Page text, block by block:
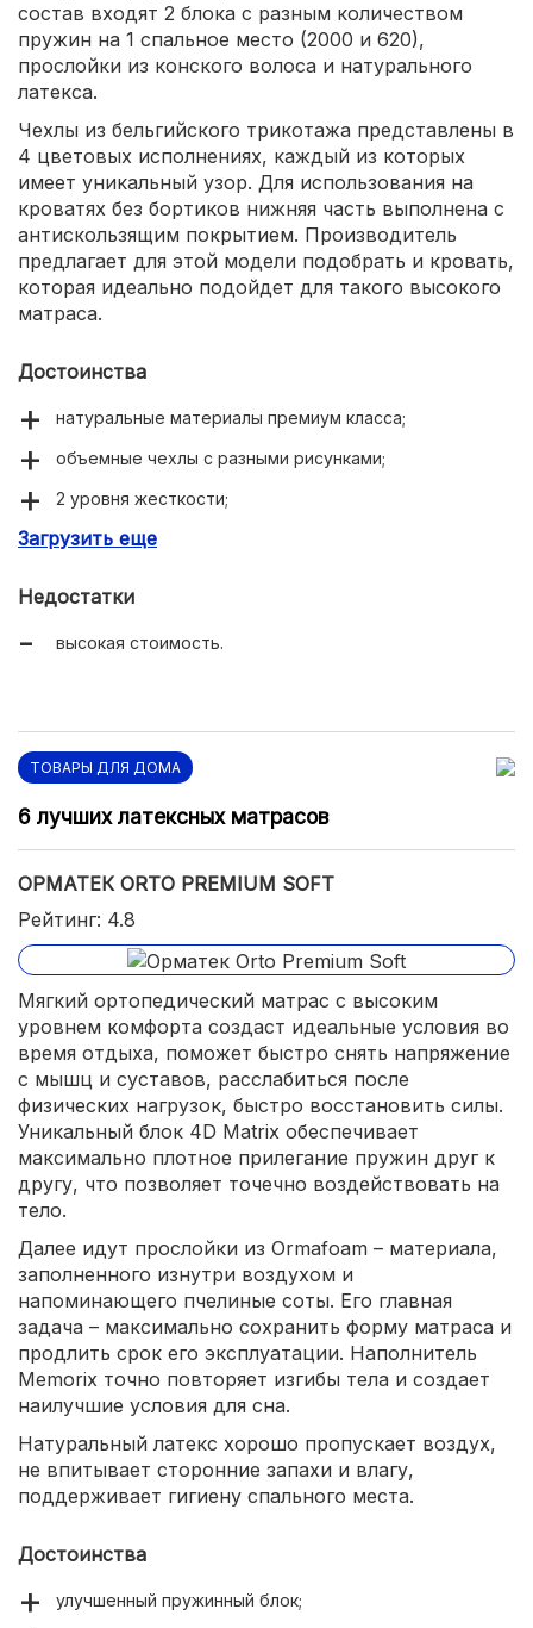
состав входят 2 блока с разным количеством
пружин на 1 спальное место (2000 и 620),
прослойки из конского волоса и натурального
латекса.
Чехлы из бельгийского трикотажа представлены в
4 цветовых исполнениях, каждый из которых
имеет уникальный узор. Для использования на
кроватях без бортиков нижняя часть выполнена с
антискользящим покрытием. Производитель
предлагает для этой модели подобрать и кровать,
которая идеально подойдет для такого высокого
матраса.
Достоинства
натуральные материалы премиум класса;
объемные чехлы с разными рисунками;
2 уровня жесткости;
ручка для переворачивания;
Загрузить еще
Недостатки
высокая стоимость.
ТОВАРЫ ДЛЯ ДОМА
6 лучших латексных матрасов
ОРМАТЕК ORTO PREMIUM SOFT
Рейтинг: 4.8
Мягкий ортопедический матрас с высоким
уровнем комфорта создаст идеальные условия во
время отдыха, поможет быстро снять напряжение
с мышц и суставов, расслабиться после
физических нагрузок, быстро восстановить силы.
Уникальный блок 4D Matrix обеспечивает
максимально плотное прилегание пружин друг к
другу, что позволяет точечно воздействовать на
тело.
Далее идут прослойки из Ormafoam – материала,
заполненного изнутри воздухом и
напоминающего пчелиные соты. Его главная
задача – максимально сохранить форму матраса и
продлить срок его эксплуатации. Наполнитель
Memorix точно повторяет изгибы тела и создает
наилучшие условия для сна.
Натуральный латекс хорошо пропускает воздух,
не впитывает сторонние запахи и влагу,
поддерживает гигиену спального места.
Достоинства
улучшенный пружинный блок;